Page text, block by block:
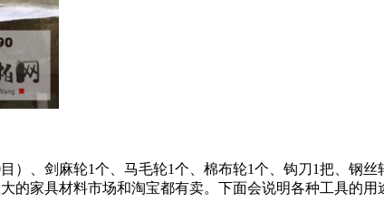
）、剑麻轮1个、马毛轮1个、棉布轮1个、钩刀1把、钢
家具材料市场和淘宝都有卖。下面会说明各种工具的用